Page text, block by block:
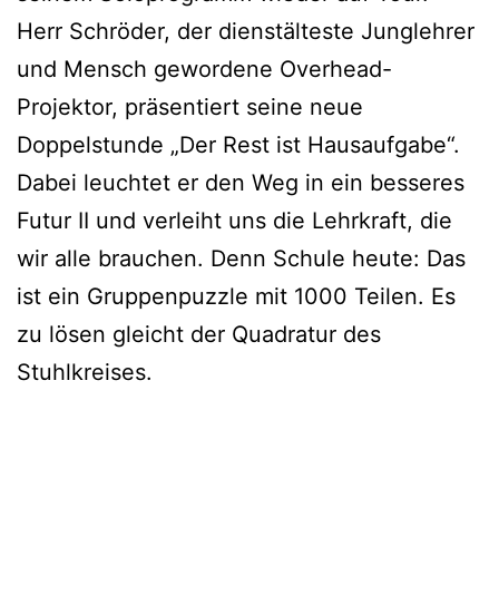
Herr Schröder, der dienstälteste Junglehrer
und Mensch gewordene Overhead-
Projektor, präsentiert seine neue
Doppelstunde „Der Rest ist Hausaufgabe“.
Dabei leuchtet er den Weg in ein besseres
Futur II und verleiht uns die Lehrkraft, die
wir alle brauchen. Denn Schule heute: Das
ist ein Gruppenpuzzle mit 1000 Teilen. Es
zu lösen gleicht der Quadratur des
Stuhlkreises.